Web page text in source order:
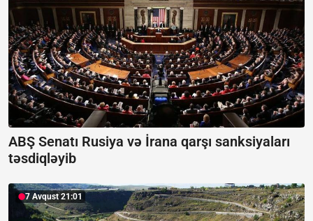
ABŞ Senatı Rusiya və İrana qarşı sanksiyaları
təsdiqləyib
7 Avqust 21:01